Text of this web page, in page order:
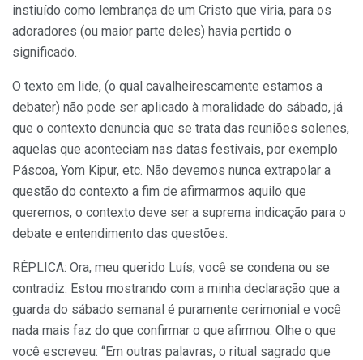
instiuído como lembrança de um Cristo que viria, para os
adoradores (ou maior parte deles) havia pertido o
significado.
O texto em lide, (o qual cavalheirescamente estamos a
debater) não pode ser aplicado à moralidade do sábado, já
que o contexto denuncia que se trata das reuniões solenes,
aquelas que aconteciam nas datas festivais, por exemplo
Páscoa, Yom Kipur, etc. Não devemos nunca extrapolar a
questão do contexto a fim de afirmarmos aquilo que
queremos, o contexto deve ser a suprema indicação para o
debate e entendimento das questões.
RÉPLICA: Ora, meu querido Luís, você se condena ou se
contradiz. Estou mostrando com a minha declaração que a
guarda do sábado semanal é puramente cerimonial e você
nada mais faz do que confirmar o que afirmou. Olhe o que
você escreveu: “Em outras palavras, o ritual sagrado que